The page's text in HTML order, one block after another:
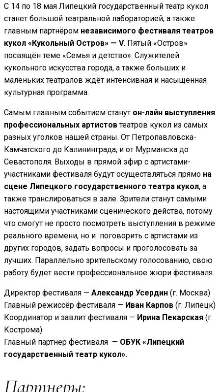
С 14 по 18 мая Липецкий государственный театр кукол
станет большой театральной лабораторией, а также
главным партнёром независимого фестиваля театров
кукол «Кукольный Остров» — V. Пятый «Остров»
посвящён теме «Семья и детство». Служителей
кукольного искусства города, а также больших и
маленьких театралов ждёт интенсивная и насыщенная
культурная программа.
Самым главным событием станут он-лайн выступления
профессиональных артистовтеатров кукол из самых
разных уголков нашей страны. От Петропавловска-
Камчатского до Калининграда, и от Мурманска до
Севастополя. Выходы в прямой эфир с артистами-
участниками фестиваля будут осуществляться прямо на
сцене Липецкого государственного театра кукол, а
также транслироваться в зале. Зрители станут самыми
настоящими участниками сценического действа, потому
что смогут не просто посмотреть выступления в режиме
реального времени, но и поговорить с артистами из
других городов, задать вопросы и проголосовать за
лучших. Параллельно зрительскому голосованию, свою
работу будет вести профессиональное жюри фестиваля.
Директор фестиваля — Александр Усердин (г. Москва)
Главный режиссёр фестиваля — Иван Карпов (г. Липецк)
Координатор и завлит фестиваля — Ирина Пекарская (г.
Кострома)
Главный партнер фестиваля — ОБУК «Липецкий
государственный театр кукол».
Партнеры: